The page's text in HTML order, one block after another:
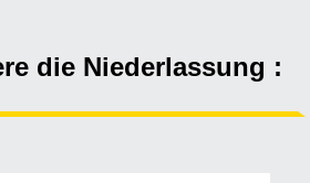
die Niederlassung :